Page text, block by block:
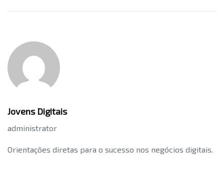
Jovens Digitais
administrator
Orientações diretas para o sucesso nos negócios digitais.